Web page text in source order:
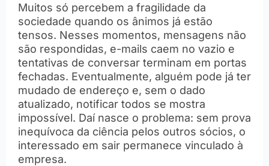
Muitos só percebem a fragilidade da
sociedade quando os ânimos já estão
tensos. Nesses momentos, mensagens não
são respondidas, e-mails caem no vazio e
tentativas de conversar terminam em portas
fechadas. Eventualmente, alguém pode já ter
mudado de endereço e, sem o dado
atualizado, notificar todos se mostra
impossível. Daí nasce o problema: sem prova
inequívoca da ciência pelos outros sócios, o
interessado em sair permanece vinculado à
empresa.